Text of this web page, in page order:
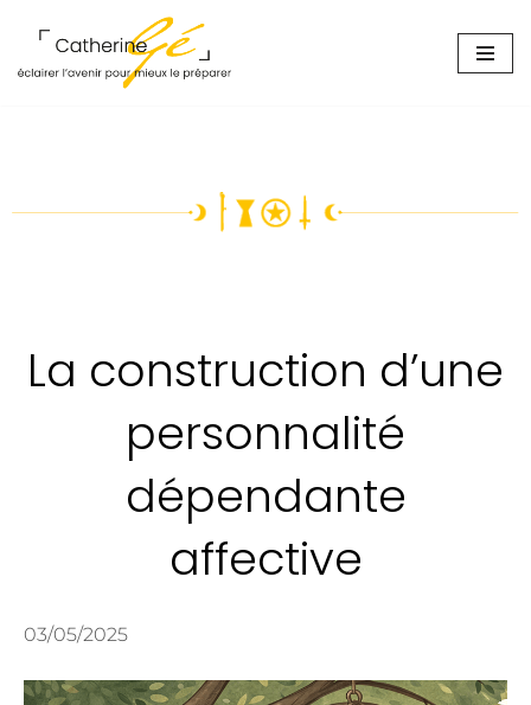
Aller
La construction d’une
personnalité
dépendante
affective
03/05/2025